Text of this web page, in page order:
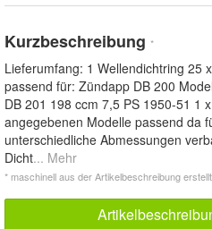
Kurzbeschreibung *
Lieferumfang: 1 Wellendichtring 25
passend für: Zündapp DB 200
DB 201 198 ccm 7,5 PS 1950-51 1
angegebenen Modelle passend da
unterschiedliche Abmessungen
Dicht... Mehr
* maschinell aus der Artikelbeschreibung erstellt